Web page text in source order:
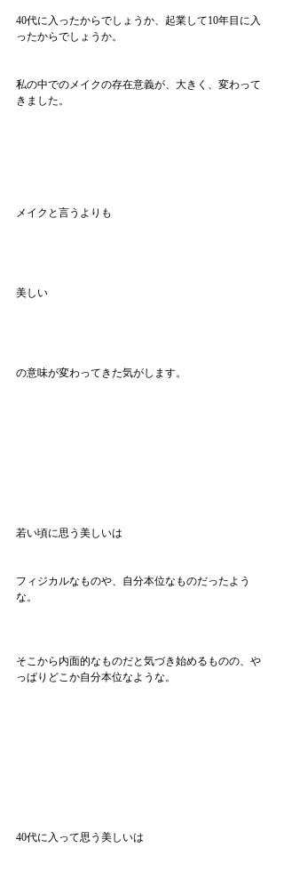
40代に入ったからでしょうか、起業して10年目に入
ったからでしょうか。
私の中でのメイクの存在意義が、大きく、変わって
きました。
メイクと言うよりも
美しい
の意味が変わってきた気がします。
若い頃に思う美しいは
フィジカルなものや、自分本位なものだったよう
な。
そこから内面的なものだと気づき始めるものの、や
っぱりどこか自分本位なような。
40代に入って思う美しいは